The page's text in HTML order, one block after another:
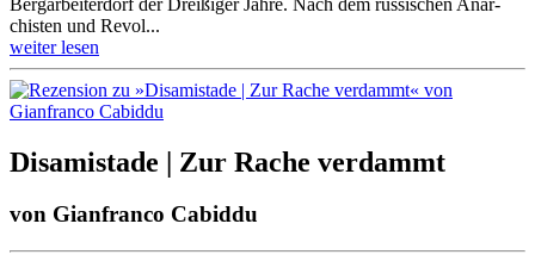
chis­ten und Revol...
weiter lesen
Disamistade | Zur Rache verdammt
von Gianfranco Cabiddu